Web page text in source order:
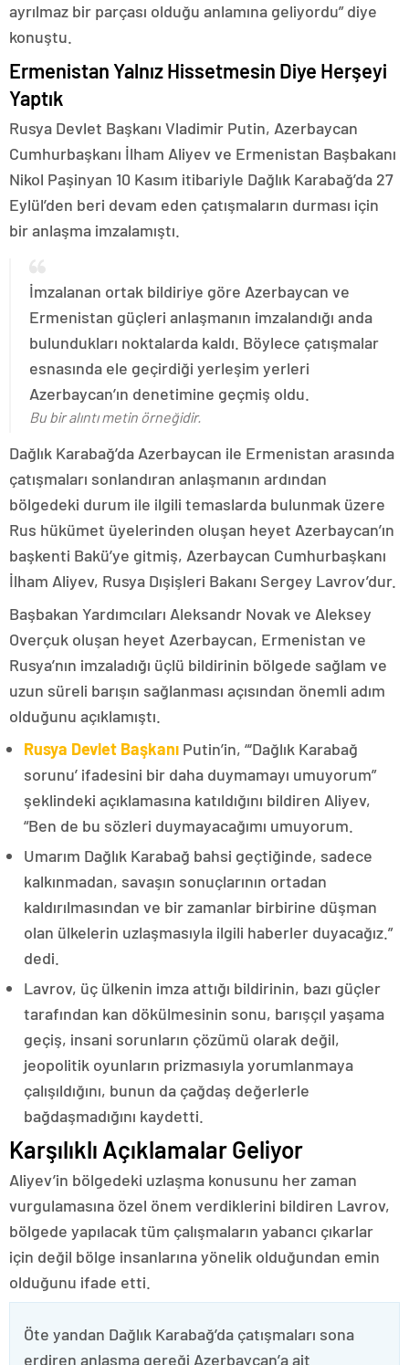
ayrılmaz bir parçası olduğu anlamına geliyordu” diye
konuştu.
Ermenistan Yalnız Hissetmesin Diye Herşeyi
Yaptık
Rusya Devlet Başkanı Vladimir Putin, Azerbaycan
Cumhurbaşkanı İlham Aliyev ve Ermenistan Başbakanı
Nikol Paşinyan 10 Kasım itibariyle Dağlık Karabağ’da 27
Eylül’den beri devam eden çatışmaların durması için
bir anlaşma imzalamıştı.
İmzalanan ortak bildiriye göre Azerbaycan ve
Ermenistan güçleri anlaşmanın imzalandığı anda
bulundukları noktalarda kaldı. Böylece çatışmalar
esnasında ele geçirdiği yerleşim yerleri
Azerbaycan’ın denetimine geçmiş oldu.
Bu bir alıntı metin örneğidir.
Dağlık Karabağ’da Azerbaycan ile Ermenistan arasında
çatışmaları sonlandıran anlaşmanın ardından
bölgedeki durum ile ilgili temaslarda bulunmak üzere
Rus hükümet üyelerinden oluşan heyet Azerbaycan’ın
başkenti Bakü’ye gitmiş, Azerbaycan Cumhurbaşkanı
İlham Aliyev, Rusya Dışişleri Bakanı Sergey Lavrov’dur.
Başbakan Yardımcıları Aleksandr Novak ve Aleksey
Overçuk oluşan heyet Azerbaycan, Ermenistan ve
Rusya’nın imzaladığı üçlü bildirinin bölgede sağlam ve
uzun süreli barışın sağlanması açısından önemli adım
olduğunu açıklamıştı.
Rusya Devlet Başkanı Putin’in, “‘Dağlık Karabağ
sorunu’ ifadesini bir daha duymamayı umuyorum”
şeklindeki açıklamasına katıldığını bildiren Aliyev,
“Ben de bu sözleri duymayacağımı umuyorum.
Umarım Dağlık Karabağ bahsi geçtiğinde, sadece
kalkınmadan, savaşın sonuçlarının ortadan
kaldırılmasından ve bir zamanlar birbirine düşman
olan ülkelerin uzlaşmasıyla ilgili haberler duyacağız.”
dedi.
Lavrov, üç ülkenin imza attığı bildirinin, bazı güçler
tarafından kan dökülmesinin sonu, barışçıl yaşama
geçiş, insani sorunların çözümü olarak değil,
jeopolitik oyunların prizmasıyla yorumlanmaya
çalışıldığını, bunun da çağdaş değerlerle
bağdaşmadığını kaydetti.
Karşılıklı Açıklamalar Geliyor
Aliyev’in bölgedeki uzlaşma konusunu her zaman
vurgulamasına özel önem verdiklerini bildiren Lavrov,
bölgede yapılacak tüm çalışmaların yabancı çıkarlar
için değil bölge insanlarına yönelik olduğundan emin
olduğunu ifade etti.
Öte yandan Dağlık Karabağ’da çatışmaları sona
erdiren anlaşma gereği Azerbaycan’a ait